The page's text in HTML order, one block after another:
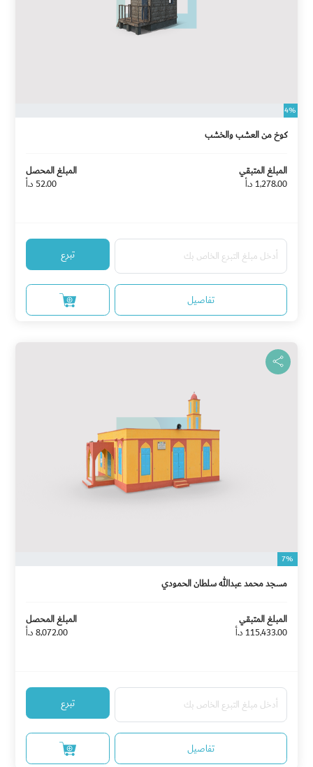
4%
كوخ من العشب والخشب
المبلغ المتبقي
1,278.00 د.أ
المبلغ المحصل
52.00 د.أ
تبرع
تفاصيل
7%
مسجد محمد عبدالله سلطان الحمودي
المبلغ المتبقي
115,433.00 د.أ
المبلغ المحصل
8,072.00 د.أ
تبرع
تفاصيل